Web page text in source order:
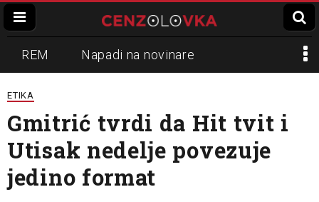
REM Napadi na novinare
Zvučni top
Propaganda Lokalni mediji
Informer Slavko Ćuruvija
ETIKA
Gmitrić tvrdi da Hit tvit i
Utisak nedelje povezuje
jedino format